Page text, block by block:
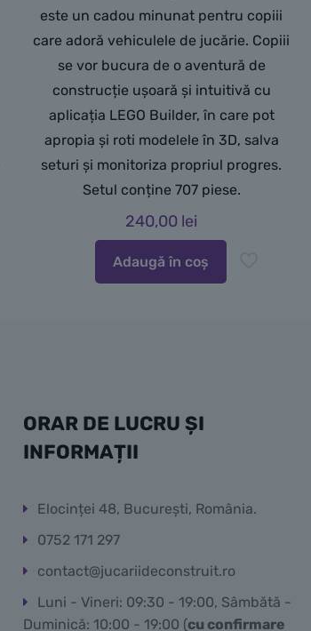
este un cadou minunat pentru copiii
care adoră vehiculele de jucărie. Copiii
se vor bucura de o aventură de
construcție ușoară și intuitivă cu
aplicația LEGO Builder, în care pot
apropia și roti modelele în 3D, salva
seturi și monitoriza propriul progres.
Setul conține 707 piese.
240,00 lei
Adaugă în coș
ORAR DE LUCRU ȘI
INFORMAȚII
Elocinței 48, București, România.
0752 171 297
contact@jucariideconstruit.ro
Luni - Vineri: 09:30 - 19:00, Sâmbătă -
Duminică: 10:00 - 19:00 (cu confirmare